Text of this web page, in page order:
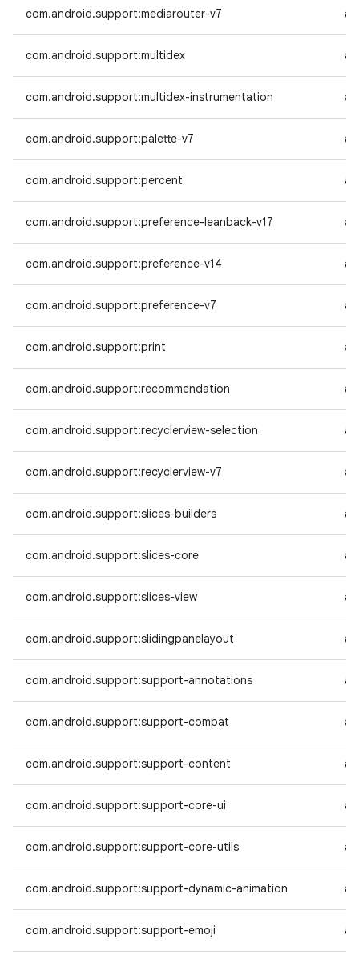
com.android.support:mediarouter-v7
com.android.support:multidex
com.android.support:multidex-instrumentation
com.android.support:palette-v7
com.android.support:percent
com.android.support:preference-leanback-v17
com.android.support:preference-v14
com.android.support:preference-v7
com.android.support:print
com.android.support:recommendation
com.android.support:recyclerview-selection
com.android.support:recyclerview-v7
com.android.support:slices-builders
com.android.support:slices-core
com.android.support:slices-view
com.android.support:slidingpanelayout
com.android.support:support-annotations
com.android.support:support-compat
com.android.support:support-content
com.android.support:support-core-ui
com.android.support:support-core-utils
com.android.support:support-dynamic-animation
com.android.support:support-emoji